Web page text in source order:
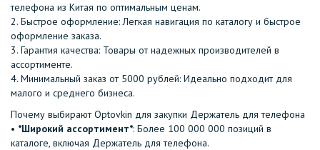
телефона из Китая по оптимальным ценам.
2.⁠ ⁠Быстрое оформление: Легкая навигация по каталогу и быстрое
оформление заказа.
3.⁠ ⁠Гарантия качества: Товары от надежных производителей в
ассортименте.
4.⁠ ⁠Минимальный заказ от 5000 рублей: Идеально подходит для
малого и среднего бизнеса.
Почему выбирают Optovkin для закупки Держатель для телефона
•⁠ ⁠ *Широкий ассортимент*: Более 100 000 000 позиций в
каталоге, включая Держатель для телефона.